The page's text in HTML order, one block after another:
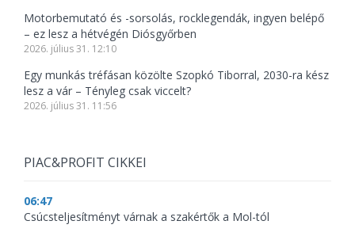
Motorbemutató és -sorsolás, rocklegendák, ingyen belépő
– ez lesz a hétvégén Diósgyőrben
2026. július 31. 12:10
Egy munkás tréfásan közölte Szopkó Tiborral, 2030-ra kész
lesz a vár – Tényleg csak viccelt?
2026. július 31. 11:56
PIAC&PROFIT CIKKEI
06:47
Csúcsteljesítményt várnak a szakértők a Mol-tól